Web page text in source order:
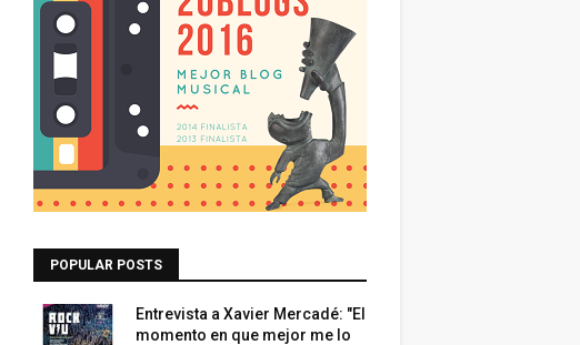
POPULAR POSTS
Entrevista a Xavier Mercadé: "El
momento en que mejor me lo